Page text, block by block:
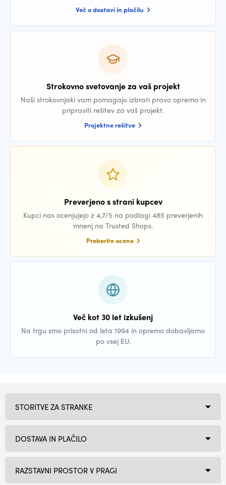
Več o dostavi in plačilu
Strokovno svetovanje za vaš projekt
Naši strokovnjaki vam pomagajo izbrati pravo opremo in
pripraviti rešitev za vaš projekt.
Projektne rešitve
Preverjeno s strani kupcev
Kupci nas ocenjujejo z 4,7/5 na podlagi 485 preverjenih
mnenj na Trusted Shops.
Preberite ocene
Več kot 30 let izkušenj
Na trgu smo prisotni od leta 1994 in opremo dobavljamo
po vsej EU.
RAZSTAVNI PROSTOR V PRAGI
STORITVE ZA STRANKE
DOSTAVA IN PLAČILO